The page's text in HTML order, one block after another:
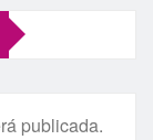
publicada.